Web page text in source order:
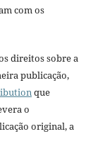
com os
direitos sobre a
publicação,
que
o
original, a